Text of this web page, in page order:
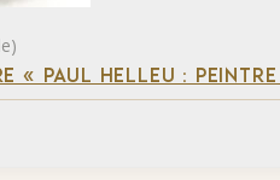
« PAUL HELLEU :